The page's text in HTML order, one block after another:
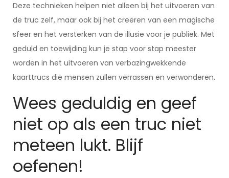
Deze technieken helpen niet alleen bij het uitvoeren van
de truc zelf, maar ook bij het creëren van een magische
sfeer en het versterken van de illusie voor je publiek. Met
geduld en toewijding kun je stap voor stap meester
worden in het uitvoeren van verbazingwekkende
kaarttrucs die mensen zullen verrassen en verwonderen.
Wees geduldig en geef
niet op als een truc niet
meteen lukt. Blijf
oefenen!